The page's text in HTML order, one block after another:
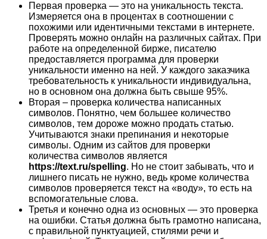
Первая проверка — это на уникальность текста.
Измеряется она в процентах в соотношении с
похожими или идентичными текстами в интернете.
Проверять можно онлайн на различных сайтах. При
работе на определенной бирже, писателю
предоставляется программа для проверки
уникальности именно на ней. У каждого заказчика
требовательность к уникальности индивидуальна,
но в основном она должна быть свыше 95%.
Вторая – проверка количества написанных
символов. Понятно, чем большее количество
символов, тем дороже можно продать статью.
Учитываются знаки препинания и некоторые
символы. Одним из сайтов для проверки
количества символов является
https://text.ru/spelling. Но не стоит забывать, что и
лишнего писать не нужно, ведь кроме количества
символов проверяется текст на «воду», то есть на
вспомогательные слова.
Третья и конечно одна из основных — это проверка
на ошибки. Статья должна быть грамотно написана,
с правильной пунктуацией, стилями речи и